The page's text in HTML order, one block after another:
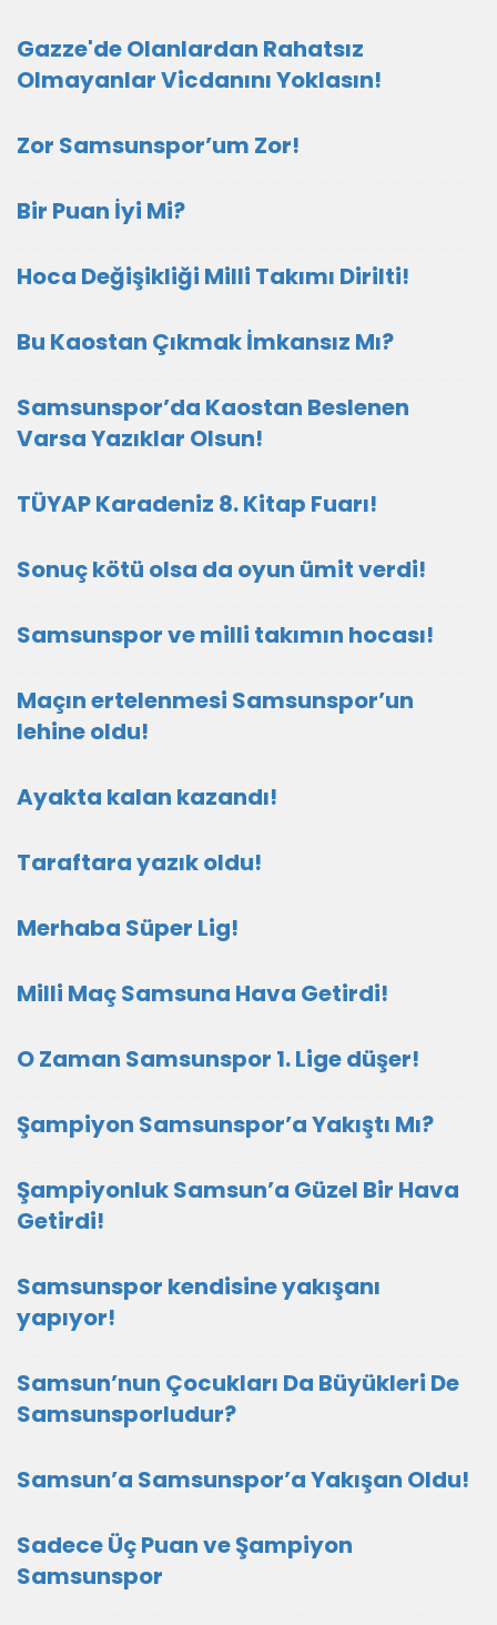
Gazze'de Olanlardan Rahatsız
Olmayanlar Vicdanını Yoklasın!
Zor Samsunspor’um Zor!
Bir Puan İyi Mi?
Hoca Değişikliği Milli Takımı Dirilti!
Bu Kaostan Çıkmak İmkansız Mı?
Samsunspor’da Kaostan Beslenen
Varsa Yazıklar Olsun!
TÜYAP Karadeniz 8. Kitap Fuarı!
Sonuç kötü olsa da oyun ümit verdi!
Samsunspor ve milli takımın hocası!
Maçın ertelenmesi Samsunspor’un
lehine oldu!
Ayakta kalan kazandı!
Taraftara yazık oldu!
Merhaba Süper Lig!
Milli Maç Samsuna Hava Getirdi!
O Zaman Samsunspor 1. Lige düşer!
Şampiyon Samsunspor’a Yakıştı Mı?
Şampiyonluk Samsun’a Güzel Bir Hava
Getirdi!
Samsunspor kendisine yakışanı
yapıyor!
Samsun’nun Çocukları Da Büyükleri De
Samsunsporludur?
Samsun’a Samsunspor’a Yakışan Oldu!
Sadece Üç Puan ve Şampiyon
Samsunspor